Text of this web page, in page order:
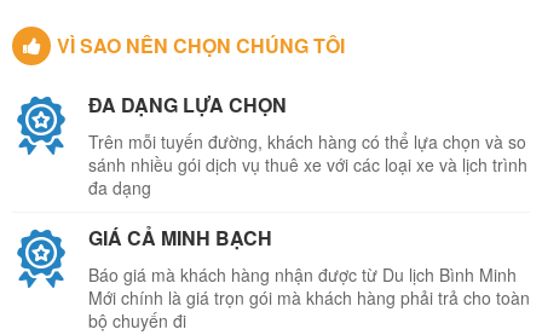
VÌ SAO NÊN CHỌN CHÚNG TÔI
ĐA DẠNG LỰA CHỌN
Trên mỗi tuyến đường, khách hàng có thể lựa chọn và so
sánh nhiều gói dịch vụ thuê xe với các loại xe và lịch trình
đa dạng
GIÁ CẢ MINH BẠCH
Báo giá mà khách hàng nhận được từ Du lịch Bình Minh
Mới chính là giá trọn gói mà khách hàng phải trả cho toàn
bộ chuyến đi